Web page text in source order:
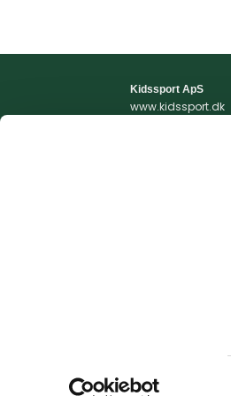
Kidssport ApS
www.kidssport.dk